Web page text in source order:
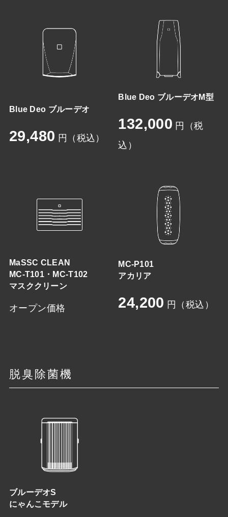
Blue Deo ブルーデオ
29,480 円（税込）
Blue Deo ブルーデオM型
132,000 円（税
込）
MaSSC CLEAN
MC-T101・MC-T102
マスククリーン
オープン価格
MC-P101
アカリア
24,200 円（税込）
脱臭除菌機
ブルーデオS
にゃんこモデル